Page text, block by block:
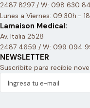
2487 8297 / W: 098 630
Lunes a Viernes: 09:30h.-
Lamaison Medical:
Av. Italia 2528
2487 4659 / W: 099 094
NEWSLETTER
Suscribite para recibie